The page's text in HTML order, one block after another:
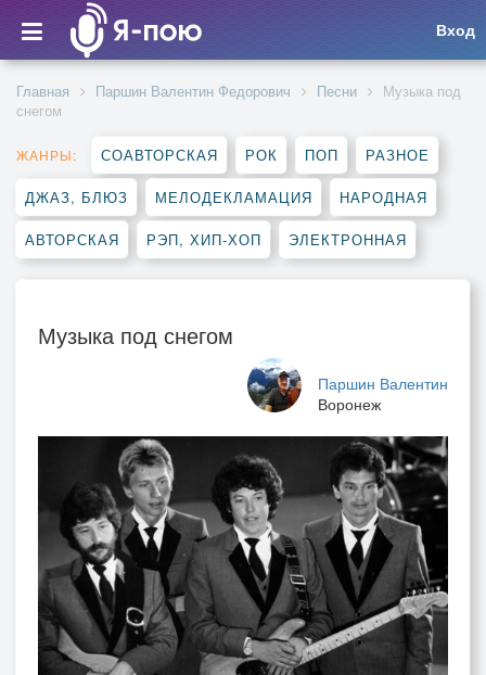
Вход
Главная Паршин Валентин Федорович Песни
Музыка под
снегом
ЖАНРЫ: СОАВТОРСКАЯ РОК ПОП РАЗНОЕ
ДЖАЗ, БЛЮЗ МЕЛОДЕКЛАМАЦИЯ НАРОДНАЯ
АВТОРСКАЯ РЭП, ХИП-ХОП ЭЛЕКТРОННАЯ
Музыка под снегом
Паршин Валентин
Воронеж